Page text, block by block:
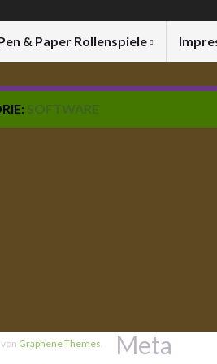
& Paper Rollenspiele
SOFTWARE
von Graphene Themes Meta